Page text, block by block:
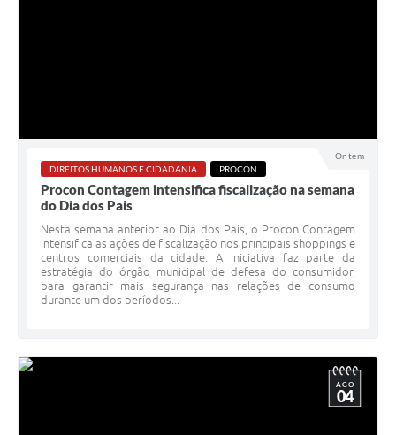
Ontem
DIREITOS HUMANOS E CIDADANIA PROCON
Procon Contagem intensifica fiscalização na semana
do Dia dos Pais
Nesta semana anterior ao Dia dos Pais, o Procon Contagem
intensifica as ações de fiscalização nos principais shoppings e
centros comerciais da cidade. A iniciativa faz parte da
estratégia do órgão municipal de defesa do consumidor,
para garantir mais segurança nas relações de consumo
durante um dos períodos...
AGO
04